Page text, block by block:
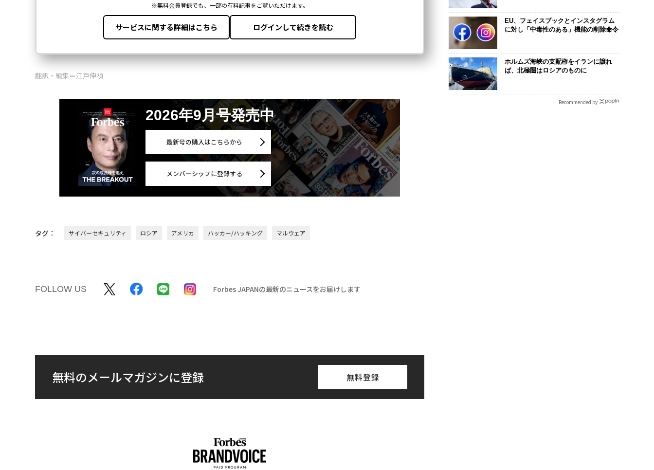
翻訳・編集＝江戸伸禎
2026年9月号発売中
最新号の購入はこちらから
メンバーシップに登録する
タグ： サイバーセキュリティ ロシア アメリカ ハッカー/ハッキング マルウェア
FOLLOW US Forbes JAPANの最新のニュースをお届けします
無料のメールマガジンに登録 無料登録
EU、フェイスブックとインスタグラム
に対し「中毒性のある」機能の削除命令
ホルムズ海峡の支配権をイランに譲れ
ば、北極圏はロシアのものに
Recommended by